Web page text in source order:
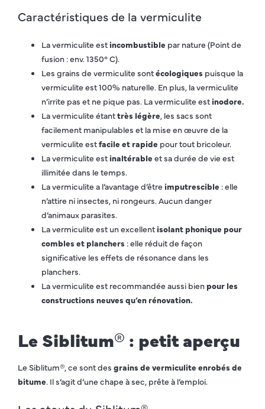
Caractéristiques de la vermiculite
La vermiculite est incombustible par nature (Point de
fusion : env. 1350° C).
Les grains de vermiculite sontécologiques puisque la
vermiculite est 100% naturelle. En plus, la vermiculite
n’irrite pas et ne pique pas. La vermiculite est inodore.
La vermiculite étanttrès légère, les sacs sont
facilement manipulables et la mise en œuvre de la
vermiculite estfacile et rapide pour tout bricoleur.
La vermiculite est inaltérable et sa durée de vie est
illimitée dans le temps.
La vermiculite a l’avantage d’être imputrescible : elle
n’attire ni insectes, ni rongeurs. Aucun danger
d’animaux parasites.
La vermiculite est un excellent isolant phonique pour
combles et planchers : elle réduit de façon
significative les effets de résonance dans les
planchers.
La vermiculite est recommandée aussi bien pour les
constructions neuves qu’en rénovation.
Le Siblitum® : petit aperçu
Le Siblitum®, ce sont des grains de vermiculite enrobés de
bitume. Il s’agit d’une chape à sec, prête à l’emploi.